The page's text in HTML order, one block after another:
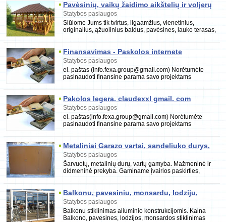
Pavėsinių, vaikų žaidimo aikštelių ir voljerų
gamyba
Statybos paslaugos
Siūlome Jums tik tvirtus, ilgaamžius, vienetinius,
originalius, ąžuolinius baldus, pavėsines, lauko terasas,
Finansavimas - Paskolos internete
Statybos paslaugos
el. paštas (info.fexa.group@gmail.com) Norėtumėte
pasinaudoti finansine parama savo projektams
750.00
Pakolos legera. claudexxl gmail. com
Statybos paslaugos
el. paštas(info.fexa.group@gmail.com) Norėtumėte
pasinaudoti finansine parama savo projektams
750.000
Metaliniai Garazo vartai, sandeliuko durys,
sarvuotos durys
Statybos paslaugos
Šarvuotų, metalinių durų, vartų gamyba. Mažmeninė ir
didmeninė prekyba. Gaminame įvairios paskirties,
Balkonu, pavesiniu, monsardu, lodziju,
terasu stiklinimas aliuminio profiliais
Statybos paslaugos
Balkonu stiklinimas aliuminio konstrukcijomis. Kaina
Balkono, pavesines, lodzijos, monsardos stiklinimas